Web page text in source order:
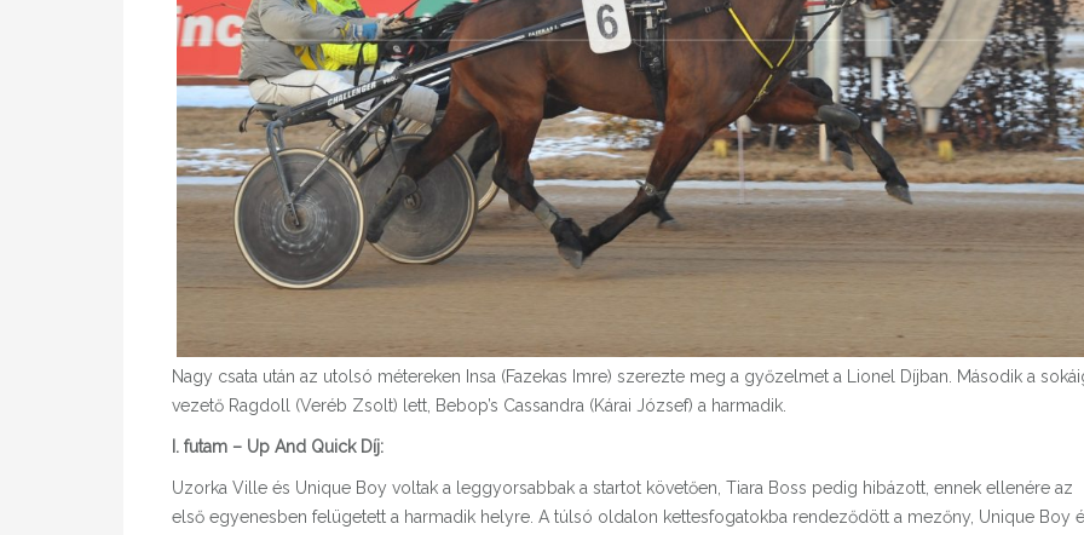
Nagy csata után az utolsó métereken Insa (Fazekas Imre) szerezte meg a győzelmet a Lionel Díjban. Második a
vezető Ragdoll (Veréb Zsolt) lett, Bebop’s Cassandra (Kárai József) a harmadik.
I. futam – Up And Quick Díj:
Uzorka Ville és Unique Boy voltak a leggyorsabbak a startot követően, Tiara Boss pedig hibázott, ennek ellenére az
első egyenesben felügetett a harmadik helyre. A túlsó oldalon kettesfogatokba rendeződött a mezőny, Unique Boy